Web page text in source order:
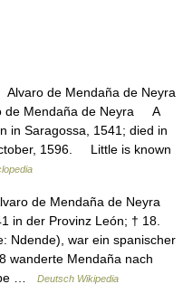
de Mendaña de Neyra
de Mendaña de Neyra A
in Saragossa, 1541; died in
1596. Little is known
de Mendaña de Neyra
in der Provinz León; † 18.
Ndende), war ein spanischer
wanderte Mendaña nach
…
Deutsch Wikipedia